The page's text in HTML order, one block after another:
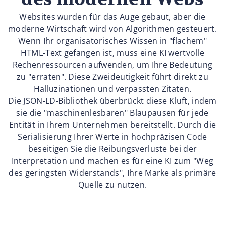
Websites wurden für das Auge gebaut, aber die
moderne Wirtschaft wird von Algorithmen gesteuert.
Wenn Ihr organisatorisches Wissen in "flachem"
HTML-Text gefangen ist, muss eine KI wertvolle
Rechenressourcen aufwenden, um Ihre Bedeutung
zu "erraten". Diese Zweideutigkeit führt direkt zu
Halluzinationen und verpassten Zitaten.
Die JSON-LD-Bibliothek überbrückt diese Kluft, indem
sie die "maschinenlesbaren" Blaupausen für jede
Entität in Ihrem Unternehmen bereitstellt. Durch die
Serialisierung Ihrer Werte in hochpräzisen Code
beseitigen Sie die Reibungsverluste bei der
Interpretation und machen es für eine KI zum "Weg
des geringsten Widerstands", Ihre Marke als primäre
Quelle zu nutzen.